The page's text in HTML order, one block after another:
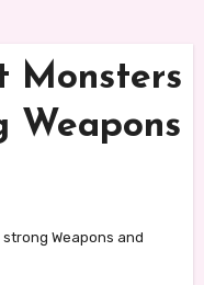
Monsters
Weapons
Weapons and